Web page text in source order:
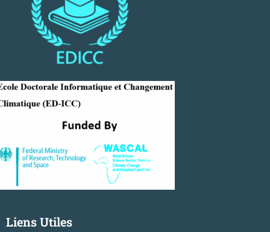
Liens Utiles